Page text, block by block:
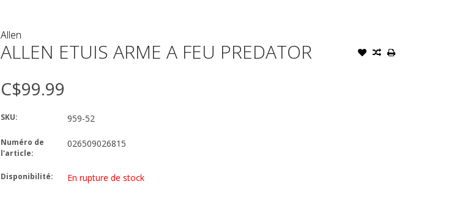
Allen
ALLEN ETUIS ARME A FEU PREDATOR
C$99.99
SKU: 959-52
Numéro de
l'article:
026509026815
Disponibilité: En rupture de stock